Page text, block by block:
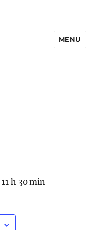
MENU
11 h 30 min